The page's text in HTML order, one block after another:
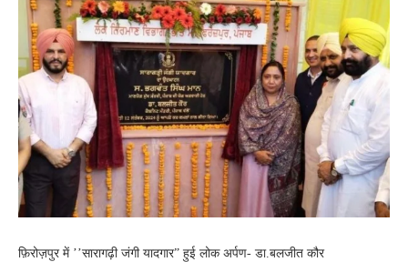
फ़िरोज़पुर में ’’सारागढ़ी जंगी यादगार” हुई लोक अर्पण- डा.बलजीत कौर